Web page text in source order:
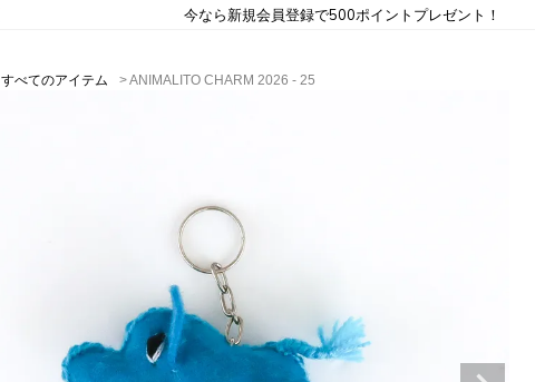
今なら新規会員登録で500ポイントプレゼント！
すべてのアイテム ANIMALITO CHARM 2026 - 25